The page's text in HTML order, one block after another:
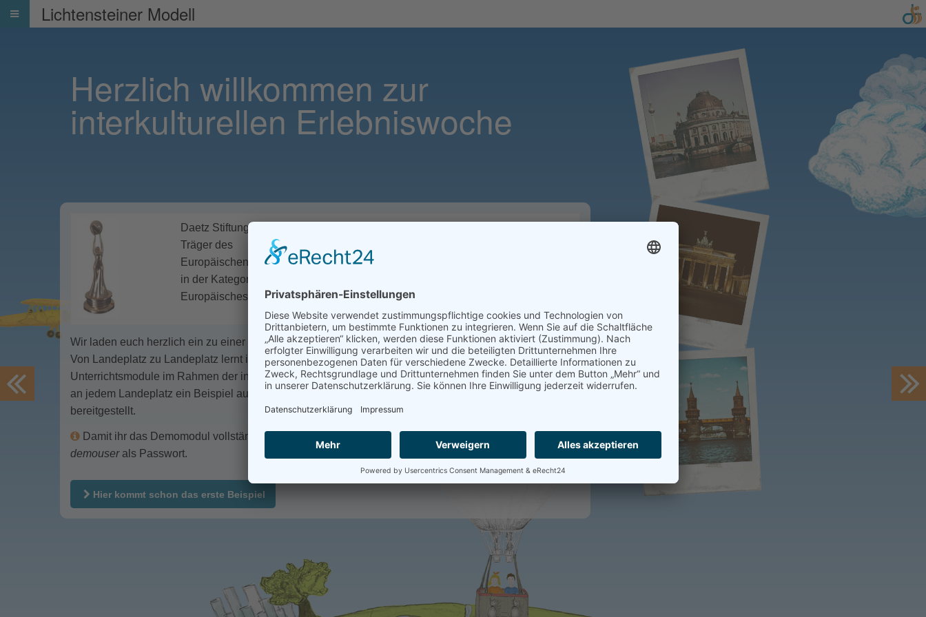
Lichtensteiner Modell
Herzlich willkommen zur
interkulturellen Erlebniswoche
Daetz Stiftung
Träger des
Europäischen Kulturmarken-Awards 2017
in der Kategorie
Europäisches Bildungsprogramm 2017
Wir laden euch herzlich ein zu einer kleinen Reise im Ballon durch die Welt des Lichtensteiner Modells.
Von Landeplatz zu Landeplatz lernt ihr dabei zum Beispiel die Länder und Regionen kennen, für die wir
Unterrichtsmodule im Rahmen der interkulturellen Erlebniswoche anbieten. Für einen ersten Eindruck ist
an jedem Landeplatz ein Beispiel aus dem Demomodul des
Lichtensteiner Modells
zum Kennenlernen
bereitgestellt.
Damit ihr das Demomodul vollständig nutzen könnt, gibt es zum Login den Benutzernamen demo
demouserals Passwort.
Hier kommt schon das erste Beispiel